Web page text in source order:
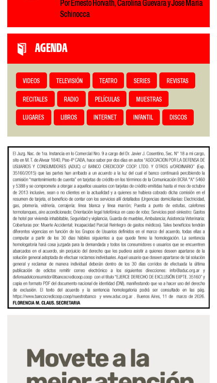
Por Ernesto Horvath, Carolina Guevara y José María
Schinocca
AGENDA
VIDEOS TELEVISIÓN TEATRO SERIES REVISTAS
RECITALES RADIO PELÍCULAS MUESTRAS
LUGARES LIBROS INTERNET INFANTIL DISCOS